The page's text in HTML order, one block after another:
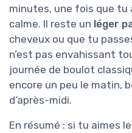
minutes, une fois que tu
calme. Il reste un léger
cheveux ou que tu
n’est pas envahissant
journée de boulot
encore un peu le matin,
d’après-midi.
En résumé : si tu aimes